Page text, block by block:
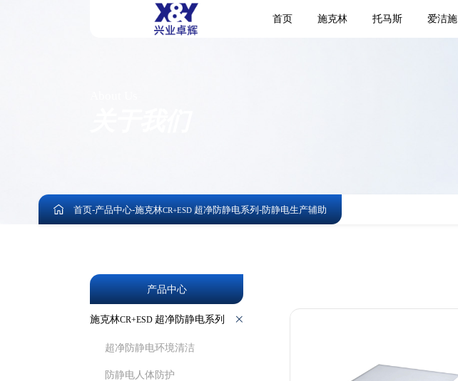
首页 施克林 托马斯 爱洁施
首页-产品中心-施克林CR+ESD 超净防静电系列-防静电生产辅助
产品中心
施克林CR+ESD 超净防静电系列
超净防静电环境清洁
防静电人体防护